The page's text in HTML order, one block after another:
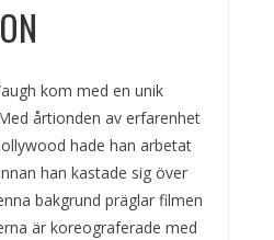
kom med en unik
årtionden av erfarenhet
hade han arbetat
han kastade sig över
bakgrund präglar filmen
är koreograferade med